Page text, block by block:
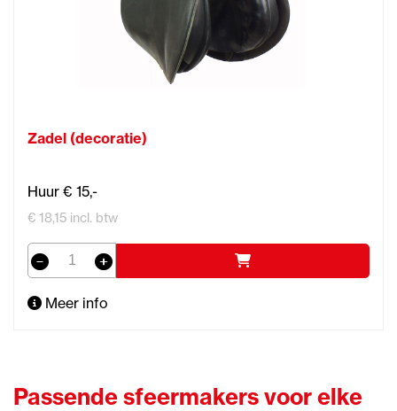
Zadel (decoratie)
Huur € 15,-
€ 18,15 incl. btw
Meer info
Passende sfeermakers voor elke